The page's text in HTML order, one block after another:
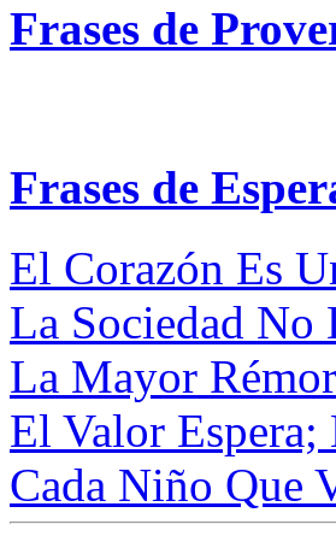
Frases de
Frases de
El Corazón Es
La Sociedad No
La Mayor
El Valor
Cada Niño Que